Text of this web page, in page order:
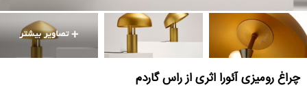
چراغ رومیزی آئورا اثری از راس گاردم